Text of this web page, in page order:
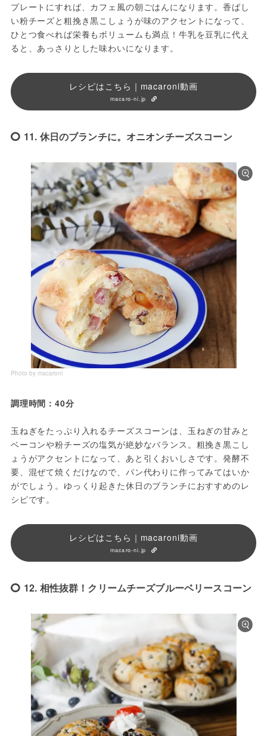
プレートにすれば、カフェ風の朝ごはんになります。香ばし
い粉チーズと粗挽き黒こしょうが味のアクセントになって、
ひとつ食べれば栄養もボリュームも満点！牛乳を豆乳に代え
ると、あっさりとした味わいになります。
レシピはこちら｜macaroni動画
macaro-ni.jp
11. 休日のブランチに。オニオンチーズスコーン
Photo by macaroni
調理時間：40分
玉ねぎをたっぷり入れるチーズスコーンは、玉ねぎの甘みと
ベーコンや粉チーズの塩気が絶妙なバランス。粗挽き黒こし
ょうがアクセントになって、あと引くおいしさです。発酵不
要、混ぜて焼くだけなので、パン代わりに作ってみてはいか
がでしょう。ゆっくり起きた休日のブランチにおすすめのレ
シピです。
レシピはこちら｜macaroni動画
macaro-ni.jp
12. 相性抜群！クリームチーズブルーベリースコーン